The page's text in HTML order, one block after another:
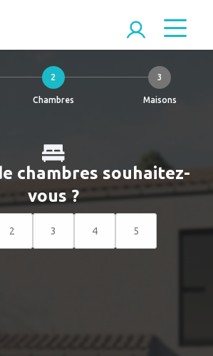
2
Chambres
3
Maisons
chambres souhaitez-
vous ?
2 3 4 5